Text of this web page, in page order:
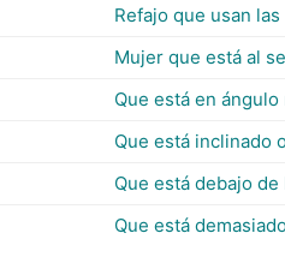
Refajo que usan
Mujer que está al
Que está en
Que está inclinado
Que está debajo de
Que está